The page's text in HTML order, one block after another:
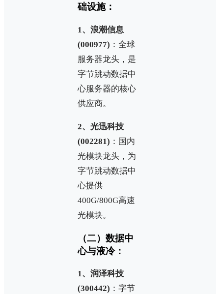
础设施：
1、浪潮信息
(000977) ：全球
服务器龙头，是
字节跳动数据中
心服务器的核心
供应商。
2、光迅科技
(002281) ：国内
光模块龙头，为
字节跳动数据中
心提供
400G/800G高速
光模块。
（二）数据中
心与液冷：
1、润泽科技
(300442) ：字节